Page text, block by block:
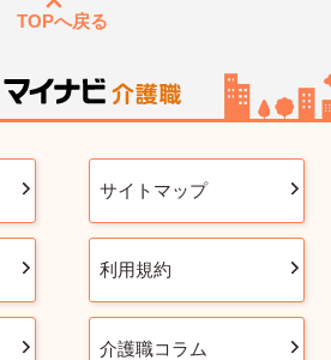
TOPへ戻る
サイトマップ
利用規約
介護職コラム